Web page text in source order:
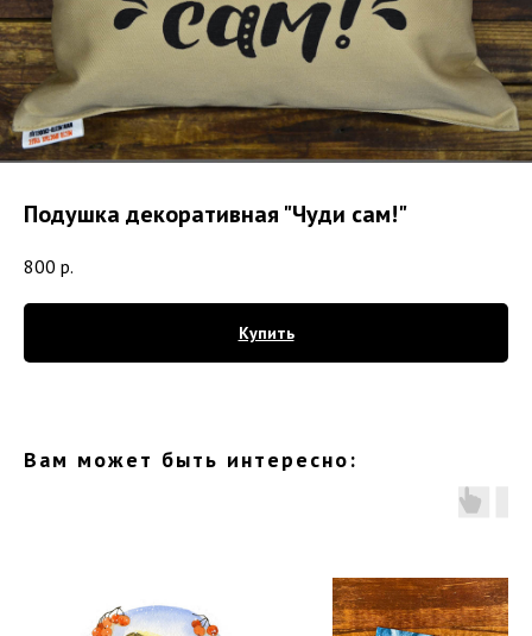
Подушка декоративная "Чуди сам!"
800 р.
Купить
Вам может быть интересно: